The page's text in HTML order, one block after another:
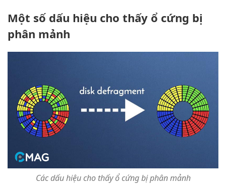
Một số dấu hiệu cho thấy ổ cứng bị
phân mảnh
Các dấu hiệu cho thấy ổ cứng bị phân mảnh